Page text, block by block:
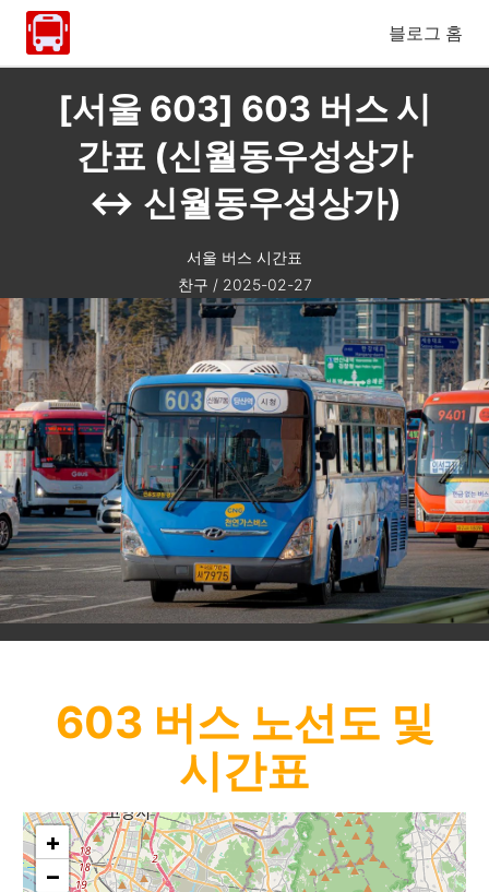
블로그 홈
[서울 603] 603 버스 시
간표 (신월동우성상가
↔ 신월동우성상가)
서울 버스 시간표
찬구 / 2025-02-27
603 버스 노선도 및
시간표
+
−